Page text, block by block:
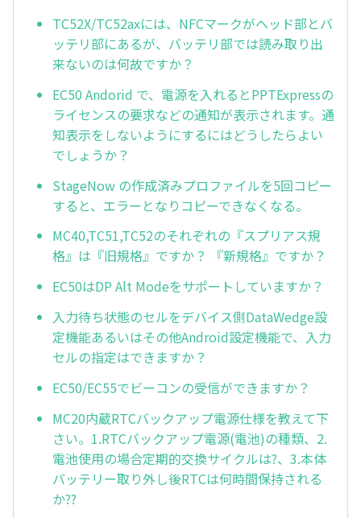
TC52X/TC52axには、NFCマークがヘッド部とバ
ッテリ部にあるが、バッテリ部では読み取り出
来ないのは何故ですか？
EC50 Andorid で、電源を入れるとPPTExpressの
ライセンスの要求などの通知が表示されます。通
知表示をしないようにするにはどうしたらよい
でしょうか？
StageNow の作成済みプロファイルを5回コピー
すると、エラーとなりコピーできなくなる。
MC40,TC51,TC52のそれぞれの『スプリアス規
格』は『旧規格』ですか？ 『新規格』ですか？
EC50はDP Alt Modeをサポートしていますか？
入力待ち状態のセルをデバイス側DataWedge設
定機能あるいはその他Android設定機能で、入力
セルの指定はできますか？
EC50/EC55でビーコンの受信ができますか？
MC20内蔵RTCバックアップ電源仕様を教えて下
さい。1.RTCバックアップ電源(電池)の種類、2.
電池使用の場合定期的交換サイクルは?、3.本体
バッテリー取り外し後RTCは何時間保持される
か??